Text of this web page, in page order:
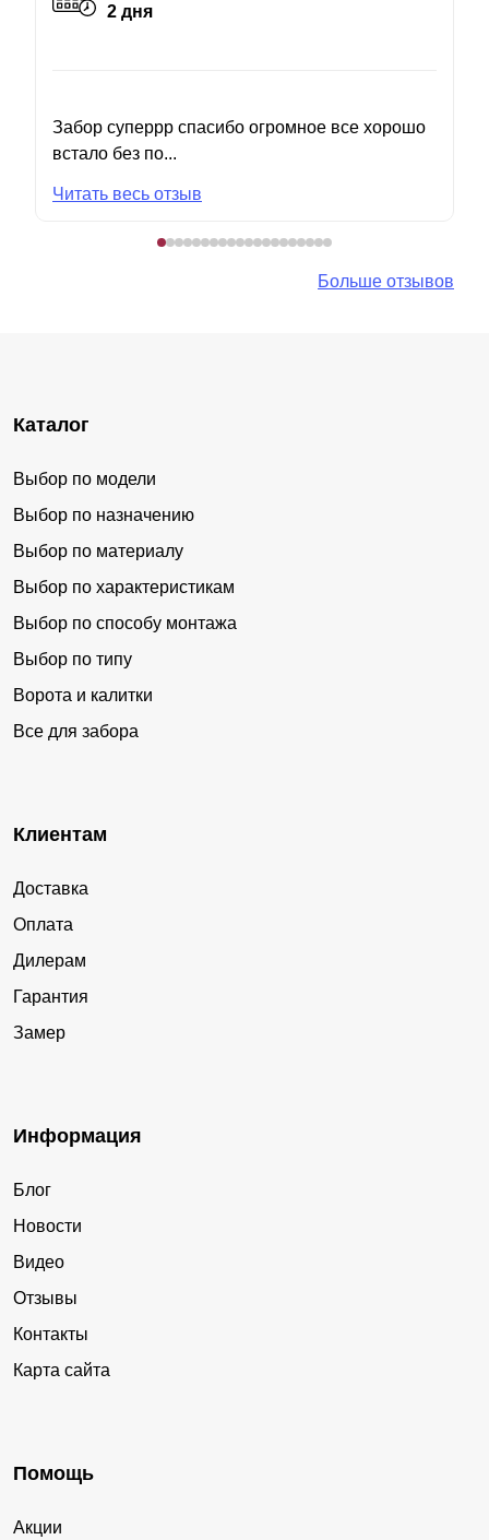
2 дня
Забор суперрр спасибо огромное все хорошо
встало без по...
Читать весь отзыв
Больше отзывов
Каталог
Выбор по модели
Выбор по назначению
Выбор по материалу
Выбор по характеристикам
Выбор по способу монтажа
Выбор по типу
Ворота и калитки
Все для забора
Клиентам
Доставка
Оплата
Дилерам
Гарантия
Замер
Информация
Блог
Новости
Видео
Отзывы
Контакты
Карта сайта
Помощь
Акции